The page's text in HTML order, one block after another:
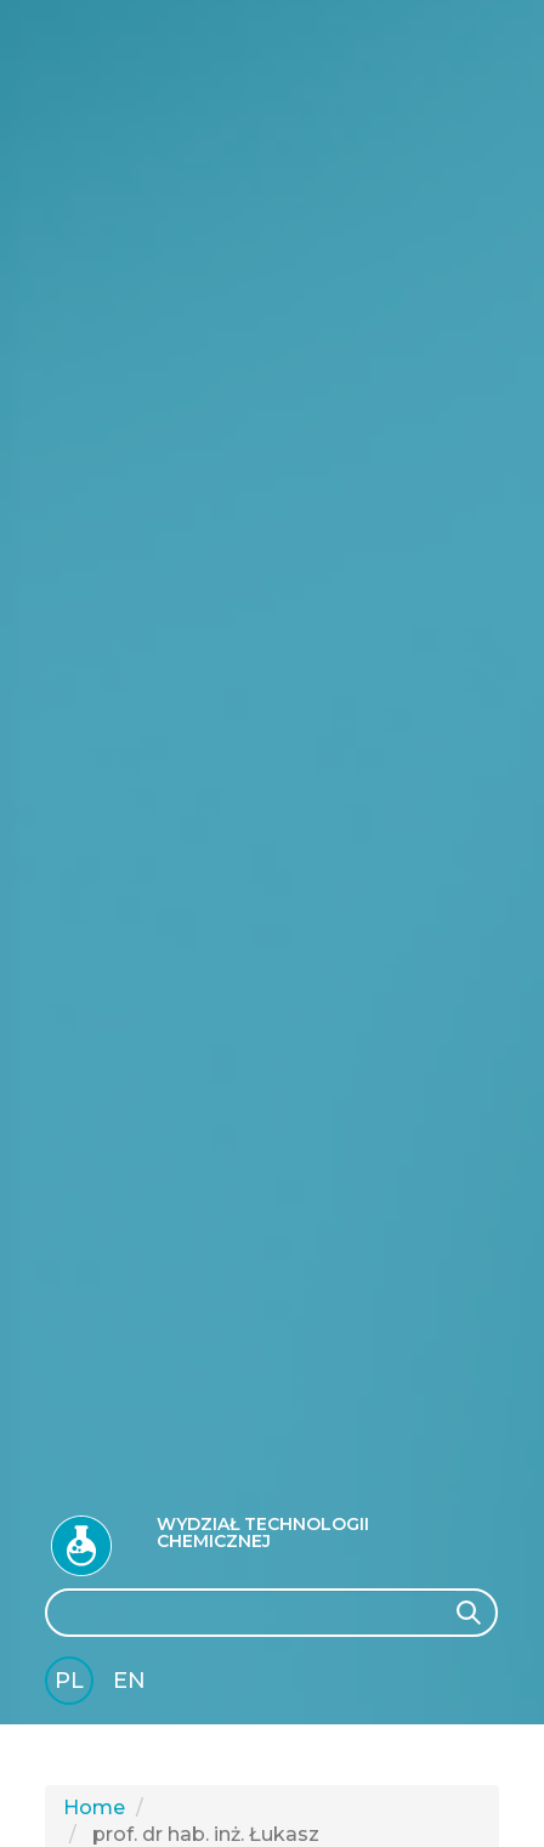
WYDZIAŁ TECHNOLOGII
CHEMICZNEJ
Search Search
PL
EN
Home
prof. dr hab. inż. Łukasz